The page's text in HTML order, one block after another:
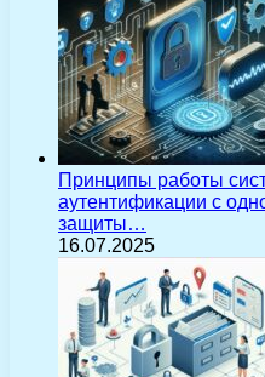
Принципы работы
аутентификации с
защиты…
16.07.2025